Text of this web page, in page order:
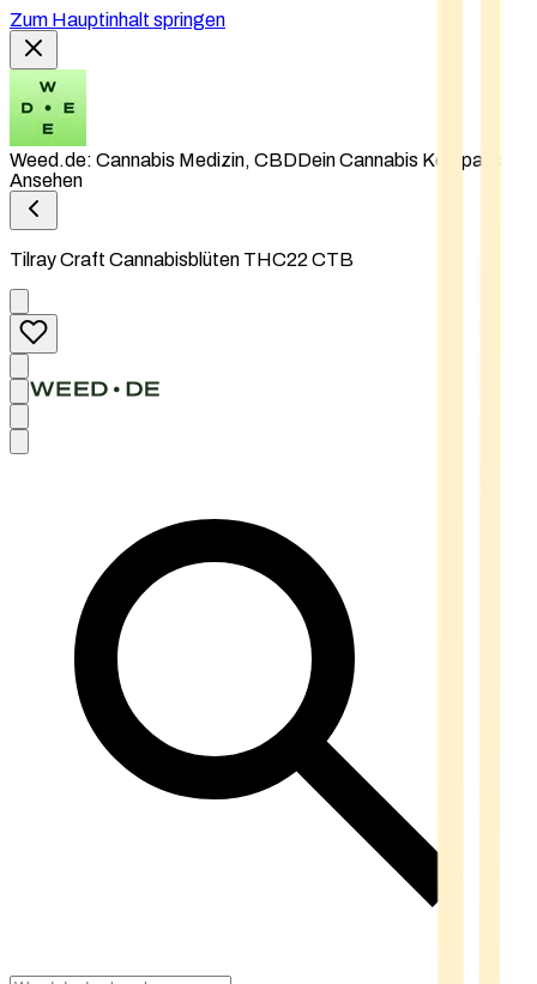
Zum Hauptinhalt springen
Weed.de: Cannabis Medizin, CBDDein Cannabis Kompass
Ansehen
Tilray Craft Cannabisblüten THC22 CTB